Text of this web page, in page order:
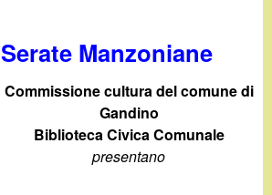
Serate Manzoniane
Commissione cultura del comune di
Gandino
Biblioteca Civica Comunale
presentano